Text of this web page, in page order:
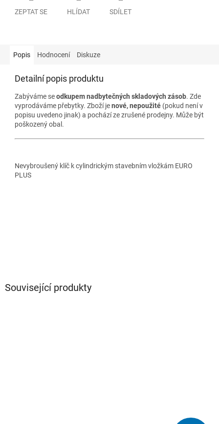
ZEPTAT SE HLÍDAT SDÍLET
Popis Hodnocení Diskuze
Detailní popis produktu
Zabýváme seodkupem nadbytečných skladových zásob. Zde
vyprodáváme přebytky. Zboží jenové, nepoužité (pokud není v
popisu uvedeno jinak) a pochází ze zrušené prodejny. Může být
poškozený obal.
Nevybroušený klíč k cylindrickým stavebním vložkám EURO
PLUS
Související produkty